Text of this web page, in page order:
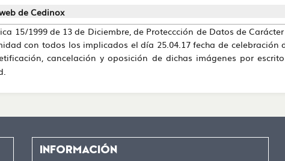
de Cedinox
15/1999 de 13 de Diciembre, de Proteccción de Datos de
con todos los implicados el día 25.04.17 fecha de
cancelación y oposición de dichas imágenes por
INFORMACIÓN